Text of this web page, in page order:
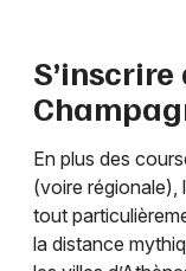
En plus des
(voire régionale),
tout
la distance